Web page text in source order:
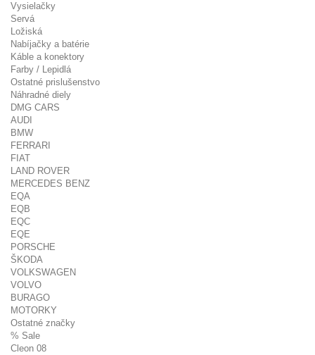
Vysielačky
Servá
Ložiská
Nabíjačky a batérie
Káble a konektory
Farby / Lepidlá
Ostatné prislušenstvo
Náhradné diely
DMG CARS
AUDI
BMW
FERRARI
FIAT
LAND ROVER
MERCEDES BENZ
EQA
EQB
EQC
EQE
PORSCHE
ŠKODA
VOLKSWAGEN
VOLVO
BURAGO
MOTORKY
Ostatné značky
% Sale
Cleon 08